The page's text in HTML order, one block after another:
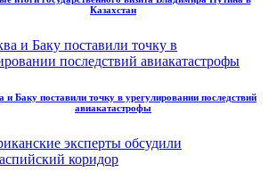
Казахстан
и Баку поставили точку в урегулировании последствий
авиакатастрофы